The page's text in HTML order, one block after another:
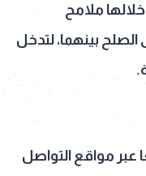
ملامح
الصلح بينهما، لتدخل
عبر مواقع التواصل